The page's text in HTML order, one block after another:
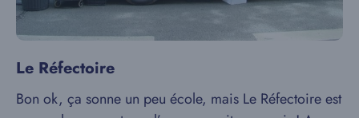
Le Réfectoire
Bon ok, ça sonne un peu école, mais Le Réfectoire est